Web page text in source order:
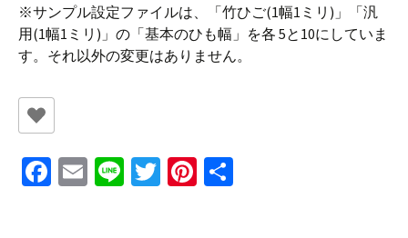
※サンプル設定ファイルは、「竹ひご(1幅1ミリ)」「汎
用(1幅1ミリ)」の「基本のひも幅」を各 5と10にしていま
す。それ以外の変更はありません。
Fa E
Li T
Pi